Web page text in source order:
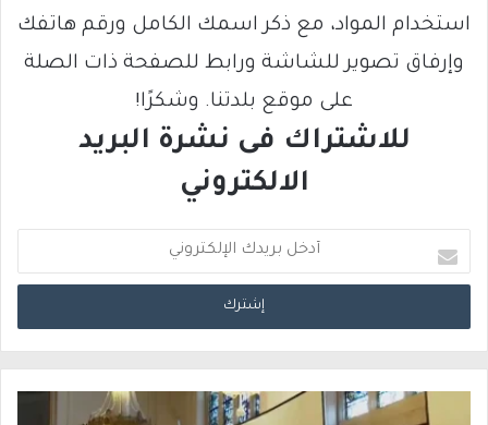
استخدام المواد، مع ذكر اسمك الكامل ورقم هاتفك
وإرفاق تصوير للشاشة ورابط للصفحة ذات الصلة
على موقع بلدتنا. وشكرًا!
للاشتراك فى نشرة البريد
الالكتروني
د
خ